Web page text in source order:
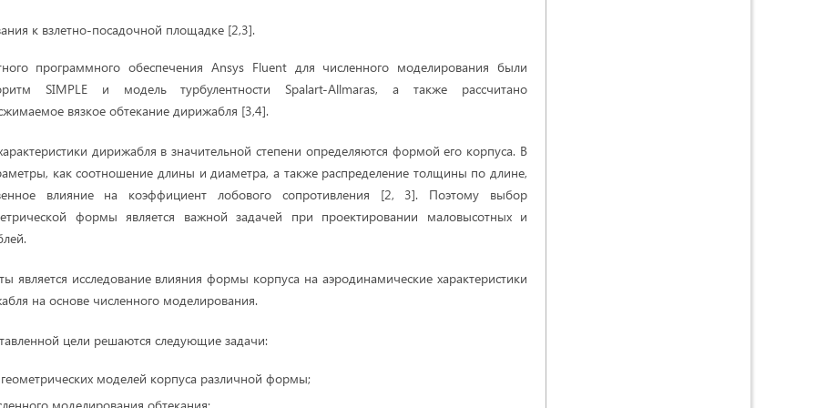
к взлетно-посадочной площадке [2,3].
программного обеспечения Ansys Fluent для численного моделирования были
SIMPLE и модель турбулентности Spalart-Allmaras, а также рассчитано
вязкое обтекание дирижабля [3,4].
дирижабля в значительной степени определяются формой его корпуса. В
как соотношение длины и диаметра, а также распределение толщины по длине,
влияние на коэффициент лобового сопротивления [2, 3]. Поэтому выбор
формы является важной задачей при проектировании маловысотных и
является исследование влияния формы корпуса на аэродинамические характеристики
на основе численного моделирования.
цели решаются следующие задачи:
моделей корпуса различной формы;